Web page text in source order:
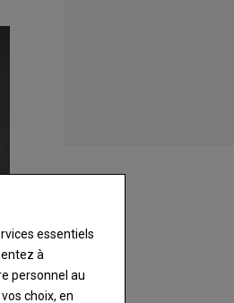
essentiels
à
personnel au
choix, en